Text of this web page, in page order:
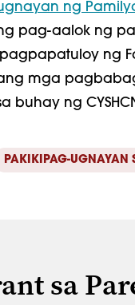
ng
pag-aalok ng
ng
mga
buhay ng
PAKIKIPAG-UGNAYAN
sa